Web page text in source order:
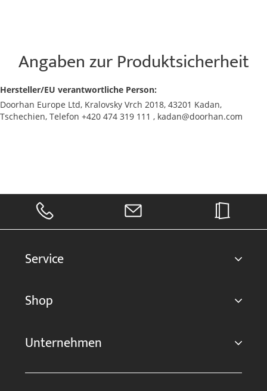
Angaben zur Produktsicherheit
Hersteller/EU verantwortliche Person:
Doorhan Europe Ltd, Kralovsky Vrch 2018, 43201 Kadan,
Tschechien, Telefon +420 474 319 111 , kadan@doorhan.com
Service
Shop
Unternehmen